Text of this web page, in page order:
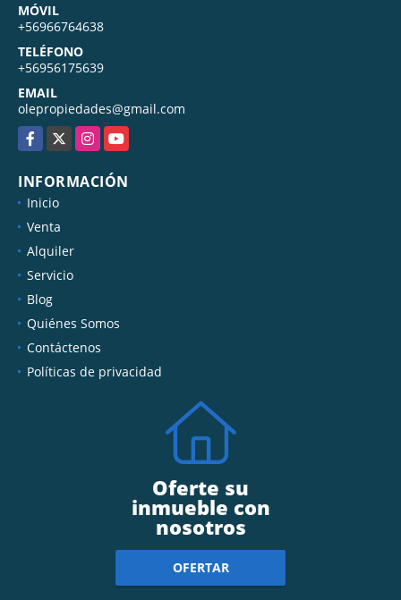
MÓVIL
+56966764638
TELÉFONO
+56956175639
EMAIL
olepropiedades@gmail.com
Facebook
X InstagramYouTube
INFORMACIÓN
Inicio
Venta
Alquiler
Servicio
Blog
Quiénes Somos
Contáctenos
Políticas de privacidad
Oferte su
inmueble con
nosotros
OFERTAR